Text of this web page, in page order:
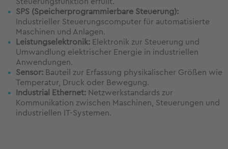
SPS (Speicherprogrammierbare Steuerung):
Industrieller Steuerungscomputer für automatisierte
Maschinen und Anlagen.
Leistungselektronik: Elektronik zur Steuerung und
Umwandlung elektrischer Energie in industriellen
Anwendungen.
Sensor: Bauteil zur Erfassung physikalischer Größen wie
Temperatur, Druck oder Bewegung.
Industrial Ethernet: Netzwerkstandards zur
Kommunikation zwischen Maschinen, Steuerungen und
industriellen IT-Systemen.